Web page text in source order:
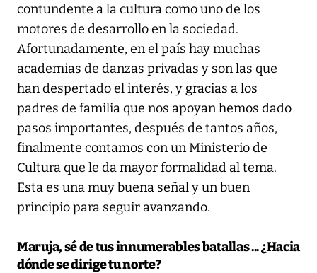
contundente a la cultura como uno de los
motores de desarrollo en la sociedad.
Afortunadamente, en el país hay muchas
academias de danzas privadas y son las que
han despertado el interés, y gracias a los
padres de familia que nos apoyan hemos dado
pasos importantes, después de tantos años,
finalmente contamos con un Ministerio de
Cultura que le da mayor formalidad al tema.
Esta es una muy buena señal y un buen
principio para seguir avanzando.
Maruja, sé de tus innumerables batallas ... ¿Hacia
dónde se dirige tu norte?